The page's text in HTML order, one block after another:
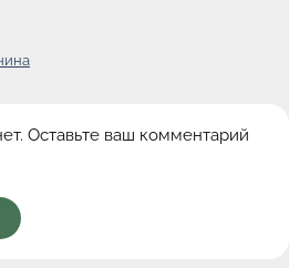
Оставьте ваш комментарий